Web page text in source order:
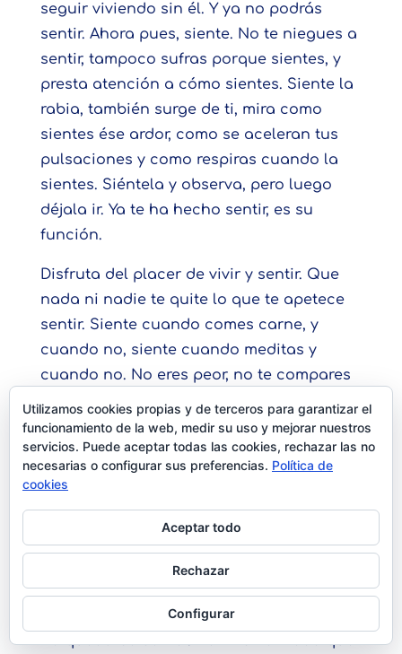
seguir viviendo sin él. Y ya no podrás
sentir. Ahora pues, siente. No te niegues a
sentir, tampoco sufras porque sientes, y
presta atención a cómo sientes. Siente la
rabia, también surge de ti, mira como
sientes ése ardor, como se aceleran tus
pulsaciones y como respiras cuando la
sientes. Siéntela y observa, pero luego
déjala ir. Ya te ha hecho sentir, es su
función.
Disfruta del placer de vivir y sentir. Que
nada ni nadie te quite lo que te apetece
sentir. Siente cuando comes carne, y
cuando no, siente cuando meditas y
cuando no. No eres peor, no te compares
con otros, no te culpes si tu personaje no
es tan espiritual como el personaje de los
demás. Pero si sientes culpa, pues
siéntela, mírala de frente para darte
la tienes en tu mente, no en ti.
Siente la vida pero despréndete del sufrir,
siente el dolor pero no te aferres a él. Tu
esencia solo quiere sentirlo, no llevárselo,
no quedarse con el. Del mismo modo que
Utilizamos cookies propias y de terceros para garantizar el
funcionamiento de la web, medir su uso y mejorar nuestros
servicios. Puede aceptar todas las cookies, rechazar las no
necesarias o configurar sus preferencias. Política de
cookies
Aceptar todo
Rechazar
Configurar